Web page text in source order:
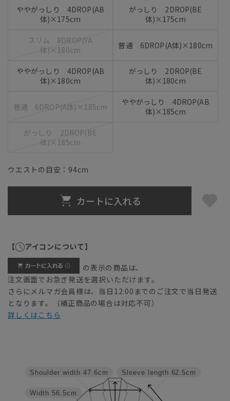
ややがっしり 4DROP(AB
体)×175cm
がっしり 2DROP(BE
体)×175cm
スリム 8DROP(YA
体)×180cm
普通 6DROP(A体)×180cm
ややがっしり 4DROP(AB
体)×180cm
がっしり 2DROP(BE
体)×180cm
普通 6DROP(A体)×185cm
ややがっしり 4DROP(AB
体)×185cm
がっしり 2DROP(BE
体)×185cm
ウエストの目安： 94cm
カートに入れる
【 アイコンについて】
の表示の商品は、
注文画面でお急ぎ発送を選択いただけます。
さらにメルマガ会員様は、当日12:00までのご注文で当日発送
となります。（補正商品の場合は対応不可）
詳しくはこちら
Sleeve length 62.5cm
Width 56.5cm
Shoulder width 47.6cm